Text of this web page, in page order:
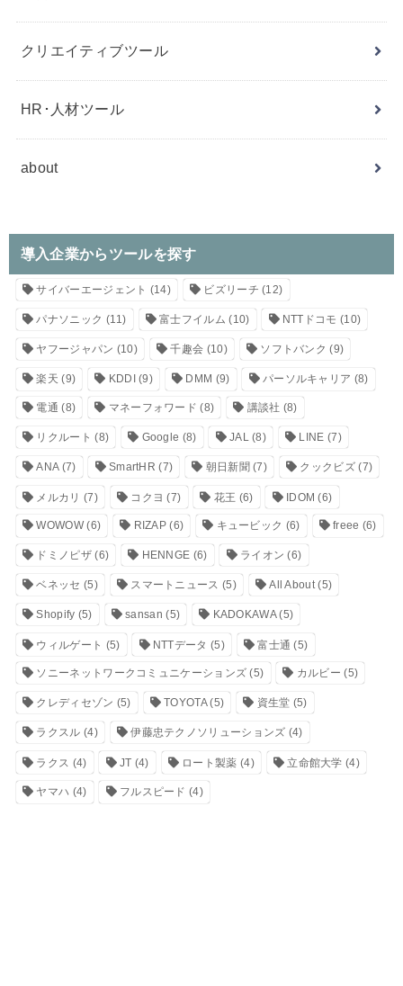
クリエイティブツール
HR･人材ツール
about
導入企業からツールを探す
サイバーエージェント (14) ビズリーチ (12)
パナソニック (11) 富士フイルム (10) NTTドコモ (10)
ヤフージャパン (10) 千趣会 (10) ソフトバンク (9)
楽天 (9) KDDI(9) DMM (9) パーソルキャリア (8)
電通 (8) マネーフォワード (8) 講談社 (8)
リクルート (8) Google (8) JAL(8) LINE (7)
ANA(7) SmartHR (7) 朝日新聞 (7) クックビズ(7)
メルカリ (7) コクヨ (7) 花王 (6) IDOM (6)
WOWOW(6) RIZAP (6) キュービック (6) freee (6)
ドミノピザ(6) HENNGE (6) ライオン (6)
ベネッセ (5) スマートニュース (5) All About(5)
Shopify (5) sansan (5) KADOKAWA(5)
ウィルゲート (5) NTTデータ (5) 富士通 (5)
ソニーネットワークコミュニケーションズ (5) カルビー (5)
クレディセゾン (5) TOYOTA(5) 資生堂 (5)
ラクスル (4) 伊藤忠テクノソリューションズ (4)
ラクス (4) JT (4) ロート製薬 (4) 立命館大学 (4)
ヤマハ (4) フルスピード (4)